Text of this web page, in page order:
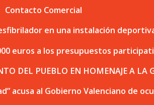
Contacto Comercial
en una instalación
euros a los presupuestos
DEL PUEBLO EN HOMENAJE A LA
acusa al Gobierno Valenciano de